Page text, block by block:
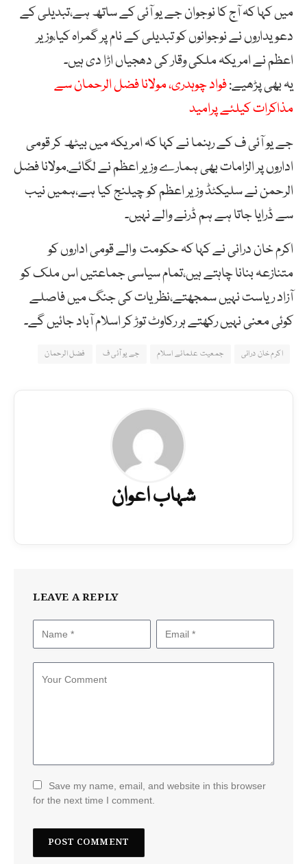
میں کہا کہ آج کا نوجوان جے یو آئی کے ساتھ ہے،تبدیلی کے
دعویداروں نے نوجوانوں کو تبدیلی کے نام پر گمراہ کیا،وزیر
اعظم نے امریکہ ملکی وقار کی دھجیاں اڑا دی ہیں۔
یہ بھی پڑھیے:فواد چوہدری، مولانا فضل الرحمان سے
مذاکرات کیلئے پرامید
جے یو آئی ف کے رہنما نے کہا کہ امریکہ میں بیٹھ کر قومی
اداروں پر الزامات بھی ہمارے وزیر اعظم نے لگائے.مولانا فضل
الرحمن نے سلیکٹڈ وزیر اعظم کو چیلنج کیا ہے،ہمیں نیب
سے ڈرایا جاتا ہے ہم ڈرنے والے نہیں۔
اکرم خان درانی نے کہا کہ حکومت والے قومی اداروں کو
متنازعہ بنانا چاہتے ہیں،تمام سیاسی جماعتیں اس ملک کو
آزاد ریاست نہیں سمجھتے،نظریات کی جنگ میں فاصلے
کوئی معنی نہیں رکھتے ہر رکاوٹ توڑ کر اسلام آباد جائیں گے۔
اکرم خان درانی جمعیت علمائے اسلام جے یو آئی ف فضل الرحمان
شہاب اعوان
LEAVE A REPLY
Save my name, email, and website in this browser
for the next time I comment.